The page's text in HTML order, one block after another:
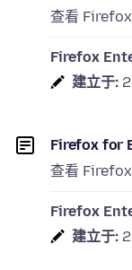
查看
Firefox
建立于:
Firefox for
查看
Firefox
建立于: